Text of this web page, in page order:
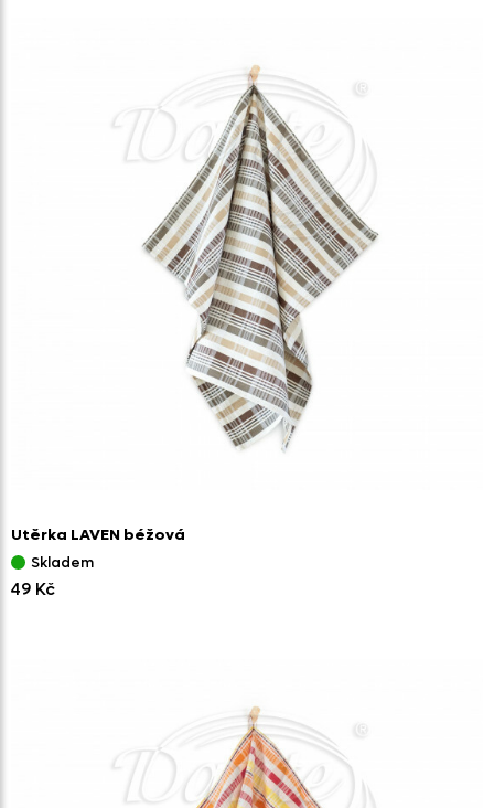
Utěrka LAVEN béžová
Skladem
49 Kč